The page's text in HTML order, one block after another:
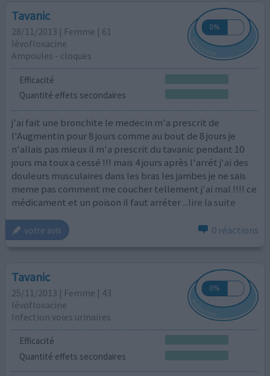
Tavanic
28/11/2013 | Femme | 61
lévofloxacine
Ampoules - cloques
Efficacité
Quantité effets secondaires
j'ai fait une bronchite le medecin m'a prescrit de
l'Augmentin pour 8 jours comme au bout de 8 jours je
n'allais pas mieux il m'a prescrit du tavanic pendant 10
jours ma toux a cessé !!! mais 4 jours après l'arrét j'ai des
douleurs musculaires dans les bras les jambes je ne sais
meme pas comment me coucher tellement j'ai mal !!!! ce
médicament et un poison il faut arréter...lire la suite
votre avis 0 réactions
Tavanic
25/11/2013 | Femme | 43
lévofloxacine
Infection voies urinaires
Efficacité
Quantité effets secondaires